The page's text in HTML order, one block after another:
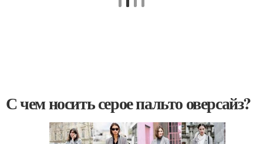
С чем носить серое пальто оверсайз?